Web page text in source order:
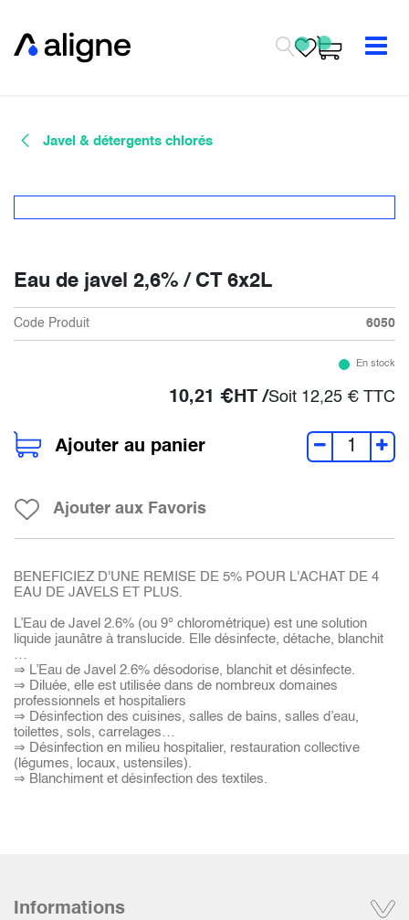
Javel & détergents chlorés
Eau de javel 2,6% / CT 6x2L
Code Produit 6050
En stock
10,21 €HT /Soit 12,25 € TTC
Ajouter au panier
Ajouter aux Favoris
BENEFICIEZ D'UNE REMISE DE 5% POUR L'ACHAT DE 4
EAU DE JAVELS ET PLUS.
L’Eau de Javel 2.6% (ou 9° chlorométrique) est une solution
liquide jaunâtre à translucide. Elle désinfecte, détache, blanchit
…
⇒ L’Eau de Javel 2.6% désodorise, blanchit et désinfecte.
⇒ Diluée, elle est utilisée dans de nombreux domaines
professionnels et hospitaliers
⇒ Désinfection des cuisines, salles de bains, salles d’eau,
toilettes, sols, carrelages…
⇒ Désinfection en milieu hospitalier, restauration collective
(légumes, locaux, ustensiles).
⇒ Blanchiment et désinfection des textiles.
Informations